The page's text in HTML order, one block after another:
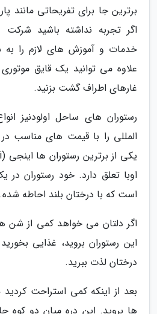
برترین جا برای تفریحاتی مانند
اگر تجربه نداشته باشید
خدمات و آموزش های لازم را به
علاوه می توانید یک قایق
غارهای اطراف گشت بزنید.
رستوران های ساحل اولودنیز
المللی را با قیمت های مناسب
اوبا تعلق دارد. خود رستوران در
است که با درختان بلند احاطه شده.
اگر دلتان می خواهد کمی از شن
این رستوران بروید، غذایی
درختان لذت ببرید.
بعد از اینکه کمی استراحت کردید
ها بروید. این دره میان دو